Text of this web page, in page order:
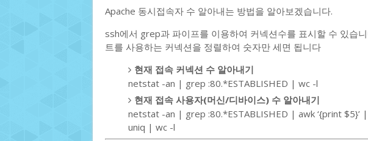
Apache 동시접속자 수 알아내는 방법을 알아보겠습니다.
ssh에서 grep과 파이프를 이용하여 커넥션수를 표시할 수 있습
트를 사용하는 커넥션을 정렬하여 숫자만 세면 됩니다
현재 접속 커넥션 수 알아내기
netstat -an | grep :80.*ESTABLISHED | wc -l
현재 접속 사용자(머신/디바이스) 수 알아내기
netstat -an | grep :80.*ESTABLISHED | awk ‘{print $5}’
uniq | wc -l